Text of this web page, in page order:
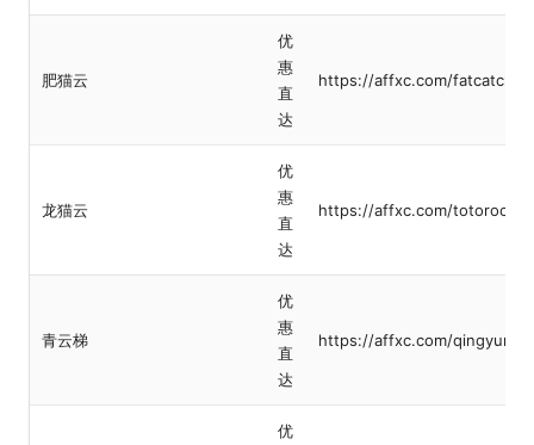
肥猫云
优
惠
直
达
https://affxc.com/
龙猫云
优
惠
直
达
https://affxc.com/
青云梯
优
惠
直
达
https://affxc.com/qingyunti
优